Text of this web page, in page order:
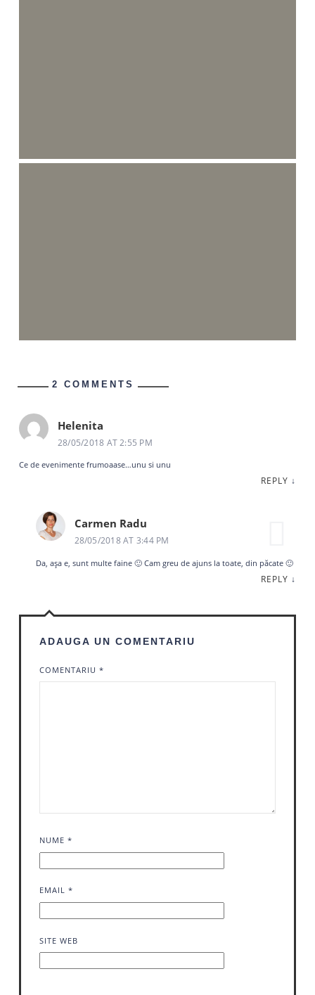
2 COMMENTS
Helenita
28/05/2018 AT 2:55 PM
Ce de evenimente frumoaase…unu si unu
REPLY ↓
Carmen Radu
28/05/2018 AT 3:44 PM
Da, așa e, sunt multe faine 🙂 Cam greu de ajuns la toate, din păcate 🙂
REPLY ↓
ADAUGA UN COMENTARIU
COMENTARIU *
NUME *
EMAIL *
SITE WEB